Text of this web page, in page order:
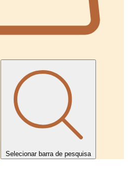
Selecionar barra de pesquisa